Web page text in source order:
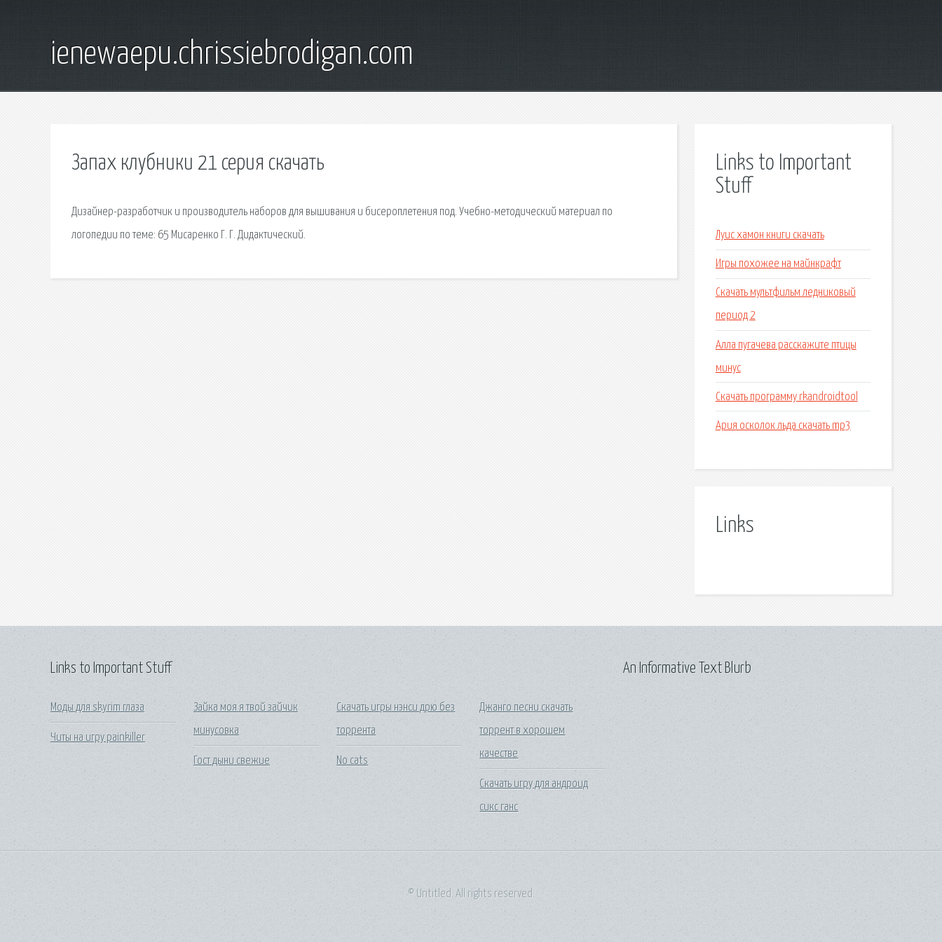
ienewaepu.chrissiebrodigan.com
Запах клубники 21 серия скачать
Дизайнер-разработчик и производитель наборов для вышивания и бисероплетения под. Учебно-методический материал по
логопедии по теме: 65 Мисаренко Г. Г. Дидактический.
Links to Important
Stuff
Луис хамон книги скачать
Игры похожее на майнкрафт
Скачать мультфильм ледниковый
период 2
Алла пугачева расскажите птицы
минус
Скачать программу rkandroidtool
Ария осколок льда скачать mp3
Links
Links to Important Stuff
Моды для skyrim глаза
Читы на игру painkiller
Зайка моя я твой зайчик
минусовка
Гост дыни свежие
Скачать игры нэнси дрю без
торрента
No cats
Джанго песни скачать
торрент в хорошем
качестве
Скачать игру для андроид
сикс ганс
An Informative Text Blurb
© Untitled. All rights reserved.